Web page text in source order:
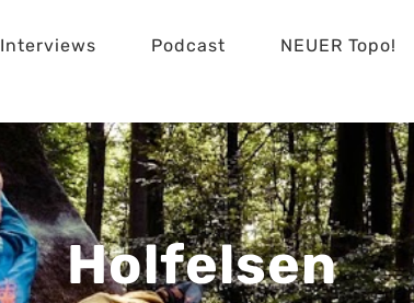
Interviews Podcast NEUER Topo!
Holfelsen